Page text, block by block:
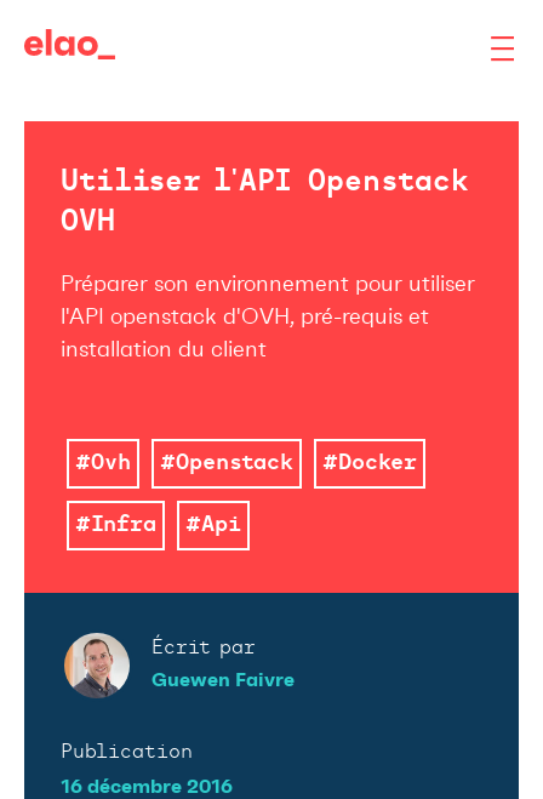
Écrit par
Guewen Faivre
Publication
16 décembre 2016
Utiliser l'API Openstack
OVH
Préparer son environnement pour utiliser
l'API openstack d'OVH, pré-requis et
installation du client
#Ovh #Openstack #Docker
#Infra #Api